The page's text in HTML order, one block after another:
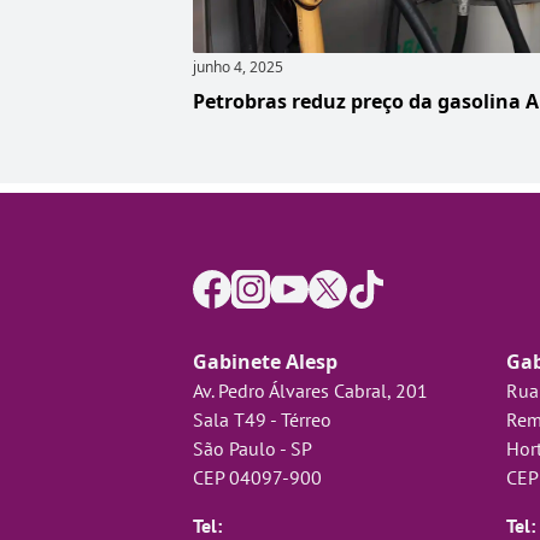
junho 4, 2025
Petrobras reduz preço da gasolina
Gabinete Alesp
Av. Pedro Álvares Cabral, 201
Sala T49 - Térreo
São Paulo - SP
CEP 04097-900
Tel:
Tel: